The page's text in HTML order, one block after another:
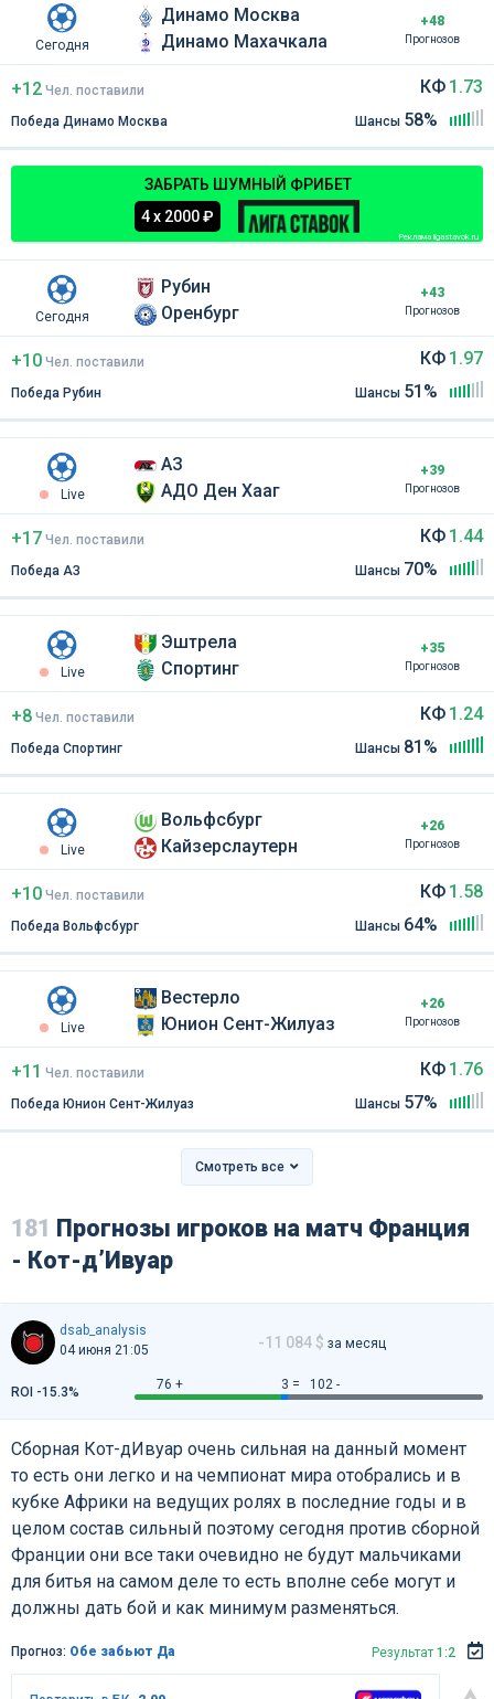
Сегодня
Динамо Москва
Динамо Махачкала
+48
Прогнозов
+12 Чел. поставили
Победа Динамо Москва
КФ 1.73
Шансы 58%
ЗАБРАТЬ ШУМНЫЙ ФРИБЕТ
4 х 2000 ₽
Реклама ligastavok.ru
Сегодня
Рубин
Оренбург
+43
Прогнозов
+10 Чел. поставили
Победа Рубин
КФ 1.97
Шансы 51%
Live
АЗ
АДО Ден Хааг
+39
Прогнозов
+17 Чел. поставили
Победа АЗ
КФ 1.44
Шансы 70%
Live
Эштрела
Спортинг
+35
Прогнозов
+8 Чел. поставили
Победа Спортинг
КФ 1.24
Шансы 81%
Live
Вольфсбург
Кайзерслаутерн
+26
Прогнозов
+10 Чел. поставили
Победа Вольфсбург
КФ 1.58
Шансы 64%
Live
Вестерло
Юнион Сент-Жилуаз
+26
Прогнозов
+11 Чел. поставили
Победа Юнион Сент-Жилуаз
КФ 1.76
Шансы 57%
Смотреть все
181 Прогнозы игроков на матч Франция
- Кот-д’Ивуар
dsab_analysis
04 июня 21:05
-11 084 $ за месяц
76 + 3 = 102 -
ROI -15.3%
Сборная Кот-дИвуар очень сильная на данный момент
то есть они легко и на чемпионат мира отобрались и в
кубке Африки на ведущих ролях в последние годы и в
целом состав сильный поэтому сегодня против сборной
Франции они все таки очевидно не будут мальчиками
для битья на самом деле то есть вполне себе могут и
должны дать бой и как минимум разменяться.
Прогноз: Обе забьют Да Результат 1:2